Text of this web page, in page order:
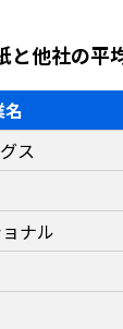
と他社の平
名
ス
ナル